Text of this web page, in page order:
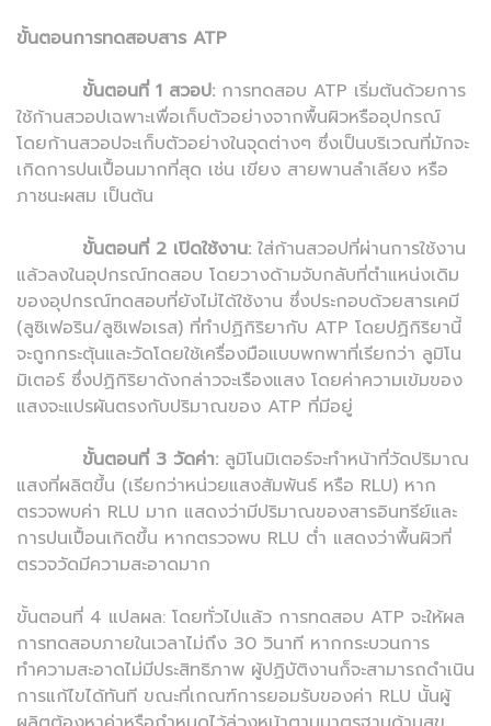
ขั้นตอนการทดสอบสาร ATP
ขั้นตอนที่ 1 สวอป: การทดสอบ ATP เริ่มต้นด้วยการ
ใช้ก้านสวอปเฉพาะเพื่อเก็บตัวอย่างจากพื้นผิวหรืออุปกรณ์
โดยก้านสวอปจะเก็บตัวอย่างในจุดต่างๆ ซึ่งเป็นบริเวณที่มักจะ
เกิดการปนเปื้อนมากที่สุด เช่น เขียง สายพานลำเลียง หรือ
ภาชนะผสม เป็นต้น
ขั้นตอนที่ 2 เปิดใช้งาน: ใส่ก้านสวอปที่ผ่านการใช้งาน
แล้วลงในอุปกรณ์ทดสอบ โดยวางด้ามจับกลับที่ตำแหน่งเดิม
ของอุปกรณ์ทดสอบที่ยังไม่ได้ใช้งาน ซึ่งประกอบด้วยสารเคมี
(ลูซิเฟอริน/ลูซิเฟอเรส) ที่ทำปฏิกิริยากับ ATP โดยปฏิกิริยานี้
จะถูกกระตุ้นและวัดโดยใช้เครื่องมือแบบพกพาที่เรียกว่า ลูมิโน
มิเตอร์ ซึ่งปฏิกิริยาดังกล่าวจะเรืองแสง โดยค่าความเข้มของ
แสงจะแปรผันตรงกับปริมาณของ ATP ที่มีอยู่
ขั้นตอนที่ 3 วัดค่า: ลูมิโนมิเตอร์จะทำหน้าที่วัดปริมาณ
แสงที่ผลิตขึ้น (เรียกว่าหน่วยแสงสัมพันธ์ หรือ RLU) หาก
ตรวจพบค่า RLU มาก แสดงว่ามีปริมาณของสารอินทรีย์และ
การปนเปื้อนเกิดขึ้น หากตรวจพบ RLU ต่ำ แสดงว่าพื้นผิวที่
ตรวจวัดมีความสะอาดมาก
ขั้นตอนที่ 4 แปลผล: โดยทั่วไปแล้ว การทดสอบ ATP จะให้ผล
การทดสอบภายในเวลาไม่ถึง 30 วินาที หากกระบวนการ
ทำความสะอาดไม่มีประสิทธิภาพ ผู้ปฏิบัติงานก็จะสามารถดำเนิน
การแก้ไขได้ทันที ขณะที่เกณฑ์การยอมรับของค่า RLU นั้นผู้